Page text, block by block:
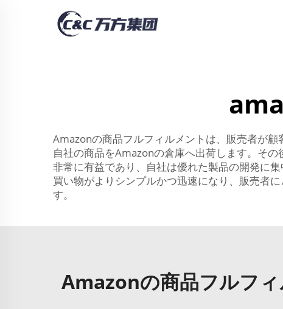
Amazonの商品フルフィルメントは、販売者が顧
自社の商品をAmazonの倉庫へ出荷します。そ
非常に有益であり、自社は優れた製品の開発に
買い物がよりシンプルかつ迅速になり、販売者
す。
Amazonの商品フルフ